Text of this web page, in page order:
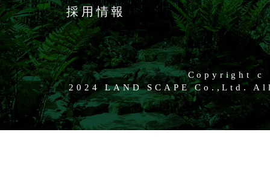
採用情報
Copyright c
2024 LAND SCAPE Co.,Ltd.